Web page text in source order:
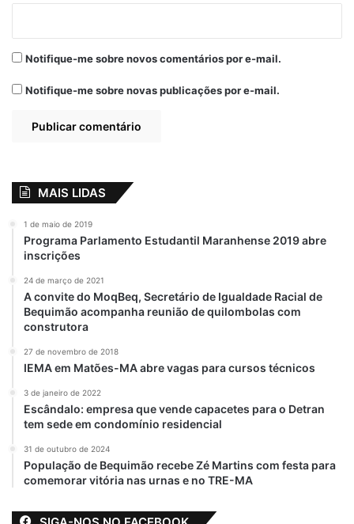
Notifique-me sobre novos comentários por e-mail.
Notifique-me sobre novas publicações por e-mail.
MAIS LIDAS
1 de maio de 2019
Programa Parlamento Estudantil Maranhense 2019 abre
inscrições
24 de março de 2021
A convite do MoqBeq, Secretário de Igualdade Racial de
Bequimão acompanha reunião de quilombolas com
construtora
27 de novembro de 2018
IEMA em Matões-MA abre vagas para cursos técnicos
3 de janeiro de 2022
Escândalo: empresa que vende capacetes para o Detran
tem sede em condomínio residencial
31 de outubro de 2024
População de Bequimão recebe Zé Martins com festa para
comemorar vitória nas urnas e no TRE-MA